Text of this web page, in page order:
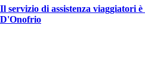
Il servizio di assistenza viaggiatori
D'Onofrio